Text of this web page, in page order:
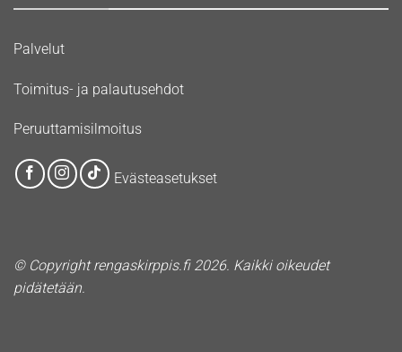
Palvelut
Toimitus- ja palautusehdot
Peruuttamisilmoitus
Evästeasetukset
© Copyright rengaskirppis.fi 2026. Kaikki oikeudet
pidätetään.